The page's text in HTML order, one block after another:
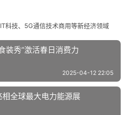
科技、5G通信技术商用等新经济领域
海底捞“食装秀”激活春日消费力
2025-04-12 22:05
全球最大电力能源展